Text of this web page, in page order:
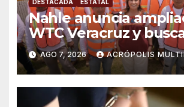
DESTACADA ESTATAL
Nahle anuncia
WTC Veracruz y
solución para ingenio
AGO 7, 2026 ACRÓPOLIS